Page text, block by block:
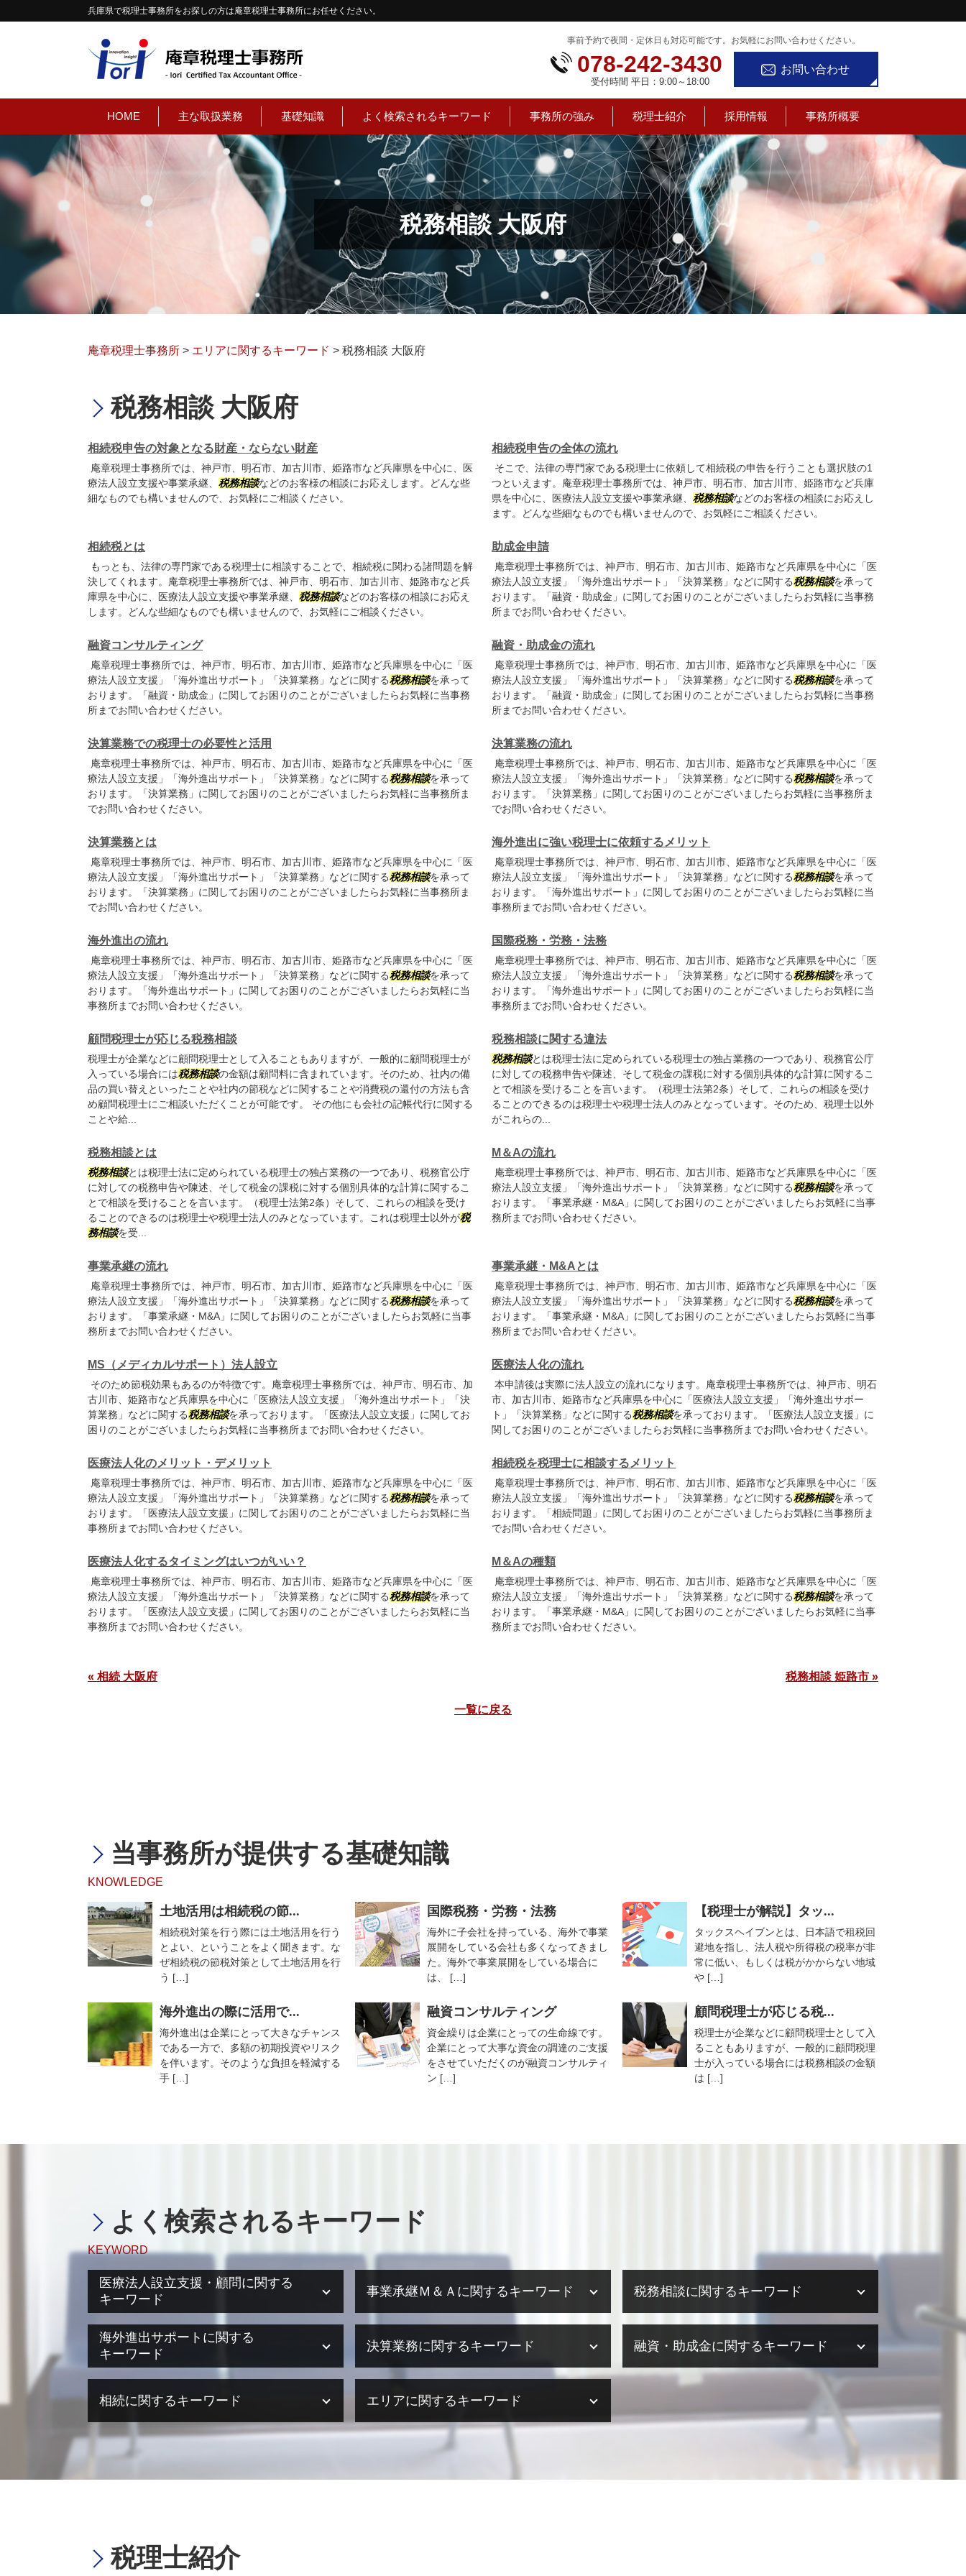
税務相談 大阪府
兵庫県で税理士事務所をお探しの方は庵章税理士事務所にお任せください。
事前予約で夜間・定休日も対応可能です。お気軽にお問い合わせください。
078-242-3430
受付時間 平日：9:00～18:00
お問い合わせ
HOME 主な取扱業務 基礎知識 よく検索されるキーワード 事務所の強み 税理士紹介 採用情報 事務所概要
庵章税理士事務所 > エリアに関するキーワード > 税務相談 大阪府
税務相談 大阪府
相続税申告の対象となる財産・ならない財産
庵章税理士事務所では、神戸市、明石市、加古川市、姫路市など兵庫県を中心に、医
療法人設立支援や事業承継、 税務相談などのお客様の相談にお応えします。どんな些
細なものでも構いませんので、お気軽にご相談ください。
相続税申告の全体の流れ
そこで、法律の専門家である税理士に依頼して相続税の申告を行うことも選択肢の1
つといえます。庵章税理士事務所では、神戸市、明石市、加古川市、姫路市など兵庫
県を中心に、医療法人設立支援や事業承継、 税務相談などのお客様の相談にお応えし
ます。どんな些細なものでも構いませんので、お気軽にご相談ください。
相続税とは
もっとも、法律の専門家である税理士に相談することで、相続税に関わる諸問題を解
決してくれます。庵章税理士事務所では、神戸市、明石市、加古川市、姫路市など兵
庫県を中心に、医療法人設立支援や事業承継、 税務相談などのお客様の相談にお応え
します。どんな些細なものでも構いませんので、お気軽にご相談ください。
助成金申請
庵章税理士事務所では、神戸市、明石市、加古川市、姫路市など兵庫県を中心に「医
療法人設立支援」「海外進出サポート」「決算業務」などに関する税務相談を承って
おります。「融資・助成金」に関してお困りのことがございましたらお気軽に当事務
所までお問い合わせください。
融資コンサルティング
庵章税理士事務所では、神戸市、明石市、加古川市、姫路市など兵庫県を中心に「医
療法人設立支援」「海外進出サポート」「決算業務」などに関する税務相談を承って
おります。「融資・助成金」に関してお困りのことがございましたらお気軽に当事務
所までお問い合わせください。
融資・助成金の流れ
庵章税理士事務所では、神戸市、明石市、加古川市、姫路市など兵庫県を中心に「医
療法人設立支援」「海外進出サポート」「決算業務」などに関する税務相談を承って
おります。「融資・助成金」に関してお困りのことがございましたらお気軽に当事務
所までお問い合わせください。
決算業務での税理士の必要性と活用
庵章税理士事務所では、神戸市、明石市、加古川市、姫路市など兵庫県を中心に「医
療法人設立支援」「海外進出サポート」「決算業務」などに関する税務相談を承って
おります。「決算業務」に関してお困りのことがございましたらお気軽に当事務所ま
でお問い合わせください。
決算業務の流れ
庵章税理士事務所では、神戸市、明石市、加古川市、姫路市など兵庫県を中心に「医
療法人設立支援」「海外進出サポート」「決算業務」などに関する税務相談を承って
おります。「決算業務」に関してお困りのことがございましたらお気軽に当事務所ま
でお問い合わせください。
決算業務とは
庵章税理士事務所では、神戸市、明石市、加古川市、姫路市など兵庫県を中心に「医
療法人設立支援」「海外進出サポート」「決算業務」などに関する税務相談を承って
おります。「決算業務」に関してお困りのことがございましたらお気軽に当事務所ま
でお問い合わせください。
海外進出に強い税理士に依頼するメリット
庵章税理士事務所では、神戸市、明石市、加古川市、姫路市など兵庫県を中心に「医
療法人設立支援」「海外進出サポート」「決算業務」などに関する税務相談を承って
おります。「海外進出サポート」に関してお困りのことがございましたらお気軽に当
事務所までお問い合わせください。
海外進出の流れ
庵章税理士事務所では、神戸市、明石市、加古川市、姫路市など兵庫県を中心に「医
療法人設立支援」「海外進出サポート」「決算業務」などに関する税務相談を承って
おります。「海外進出サポート」に関してお困りのことがございましたらお気軽に当
事務所までお問い合わせください。
国際税務・労務・法務
庵章税理士事務所では、神戸市、明石市、加古川市、姫路市など兵庫県を中心に「医
療法人設立支援」「海外進出サポート」「決算業務」などに関する税務相談を承って
おります。「海外進出サポート」に関してお困りのことがございましたらお気軽に当
事務所までお問い合わせください。
顧問税理士が応じる税務相談
税理士が企業などに顧問税理士として入ることもありますが、一般的に顧問税理士が
入っている場合には税務相談の金額は顧問料に含まれています。そのため、社内の備
品の買い替えといったことや社内の節税などに関することや消費税の還付の方法も含
め顧問税理士にご相談いただくことが可能です。 その他にも会社の記帳代行に関する
ことや給...
税務相談に関する違法
税務相談とは税理士法に定められている税理士の独占業務の一つであり、税務官公庁
に対しての税務申告や陳述、そして税金の課税に対する個別具体的な計算に関するこ
とで相談を受けることを言います。（税理士法第2条）そして、これらの相談を受け
ることのできるのは税理士や税理士法人のみとなっています。そのため、税理士以外
がこれらの...
税務相談とは
税務相談とは税理士法に定められている税理士の独占業務の一つであり、税務官公庁
に対しての税務申告や陳述、そして税金の課税に対する個別具体的な計算に関するこ
とで相談を受けることを言います。（税理士法第2条）そして、これらの相談を受け
ることのできるのは税理士や税理士法人のみとなっています。これは税理士以外が税
務相談を受...
M＆Aの流れ
庵章税理士事務所では、神戸市、明石市、加古川市、姫路市など兵庫県を中心に「医
療法人設立支援」「海外進出サポート」「決算業務」などに関する税務相談を承って
おります。「事業承継・M&A」に関してお困りのことがございましたらお気軽に当事
務所までお問い合わせください。
事業承継の流れ
庵章税理士事務所では、神戸市、明石市、加古川市、姫路市など兵庫県を中心に「医
療法人設立支援」「海外進出サポート」「決算業務」などに関する税務相談を承って
おります。「事業承継・M&A」に関してお困りのことがございましたらお気軽に当事
務所までお問い合わせください。
事業承継・M&Aとは
庵章税理士事務所では、神戸市、明石市、加古川市、姫路市など兵庫県を中心に「医
療法人設立支援」「海外進出サポート」「決算業務」などに関する税務相談を承って
おります。「事業承継・M&A」に関してお困りのことがございましたらお気軽に当事
務所までお問い合わせください。
MS（メディカルサポート）法人設立
そのため節税効果もあるのが特徴です。庵章税理士事務所では、神戸市、明石市、加
古川市、姫路市など兵庫県を中心に「医療法人設立支援」「海外進出サポート」「決
算業務」などに関する税務相談を承っております。「医療法人設立支援」に関してお
困りのことがございましたらお気軽に当事務所までお問い合わせください。
医療法人化の流れ
本申請後は実際に法人設立の流れになります。庵章税理士事務所では、神戸市、明石
市、加古川市、姫路市など兵庫県を中心に「医療法人設立支援」「海外進出サポー
ト」「決算業務」などに関する税務相談を承っております。「医療法人設立支援」に
関してお困りのことがございましたらお気軽に当事務所までお問い合わせください。
医療法人化のメリット・デメリット
庵章税理士事務所では、神戸市、明石市、加古川市、姫路市など兵庫県を中心に「医
療法人設立支援」「海外進出サポート」「決算業務」などに関する税務相談を承って
おります。「医療法人設立支援」に関してお困りのことがございましたらお気軽に当
事務所までお問い合わせください。
相続税を税理士に相談するメリット
庵章税理士事務所では、神戸市、明石市、加古川市、姫路市など兵庫県を中心に「医
療法人設立支援」「海外進出サポート」「決算業務」などに関する税務相談を承って
おります。「相続問題」に関してお困りのことがございましたらお気軽に当事務所ま
でお問い合わせください。
医療法人化するタイミングはいつがいい？
庵章税理士事務所では、神戸市、明石市、加古川市、姫路市など兵庫県を中心に「医
療法人設立支援」「海外進出サポート」「決算業務」などに関する税務相談を承って
おります。「医療法人設立支援」に関してお困りのことがございましたらお気軽に当
事務所までお問い合わせください。
M＆Aの種類
庵章税理士事務所では、神戸市、明石市、加古川市、姫路市など兵庫県を中心に「医
療法人設立支援」「海外進出サポート」「決算業務」などに関する税務相談を承って
おります。「事業承継・M&A」に関してお困りのことがございましたらお気軽に当事
務所までお問い合わせください。
« 相続 大阪府 税務相談 姫路市 »
一覧に戻る
当事務所が提供する基礎知識
KNOWLEDGE
土地活用は相続税の節...
相続税対策を行う際には土地活用を行う
とよい、ということをよく聞きます。な
ぜ相続税の節税対策として土地活用を行
う […]
国際税務・労務・法務
海外に子会社を持っている、海外で事業
展開をしている会社も多くなってきまし
た。海外で事業展開をしている場合に
は、 […]
【税理士が解説】タッ...
タックスヘイブンとは、日本語で租税回
避地を指し、法人税や所得税の税率が非
常に低い、もしくは税がかからない地域
や […]
海外進出の際に活用で...
海外進出は企業にとって大きなチャンス
である一方で、多額の初期投資やリスク
を伴います。そのような負担を軽減する
手 […]
融資コンサルティング
資金繰りは企業にとっての生命線です。
企業にとって大事な資金の調達のご支援
をさせていただくのが融資コンサルティ
ン […]
顧問税理士が応じる税...
税理士が企業などに顧問税理士として入
ることもありますが、一般的に顧問税理
士が入っている場合には税務相談の金額
は […]
よく検索されるキーワード
KEYWORD
医療法人設立支援・顧問に関する
キーワード
医療法人設立 大阪
医療法人設立 必要書類
ms法人 個人開業医
医療法人設立 費用
大阪市 医療法人設立
医療法人設立 マニュアル
医療法人設立 申請
事業承継Ｍ＆Ａに関するキーワード
事業承継 遺留分
事業承継 税務
事業承継とは
事業承継 手続き
税務相談に関するキーワード
税務調査 会社
税務相談 税理士法違反
税務相談 税理士
税務相談 相続
海外進出サポートに関する
キーワード
海外進出 中小企業
海外進出 経理
海外進出支援 事業
海外進出 とは
海外進出 補助金
海外進出 手助け
決算業務に関するキーワード
法人 決算 提出書類
決算業務 内容
決算業務 意味
融資・助成金に関するキーワード
融資 代行
助成金とは 意味
相続に関するキーワード
相続税 メリット
相続税 相談
相続税 節税 土地
相続税 税理士
エリアに関するキーワード
決算業務 兵庫県
税理士紹介